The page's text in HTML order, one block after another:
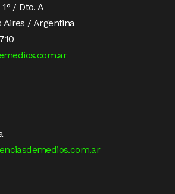
/ Dto. A
Aires / Argentina